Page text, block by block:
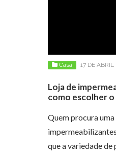
Casa 17 DE
Loja de
como escolher
Quem procura
que a variedade